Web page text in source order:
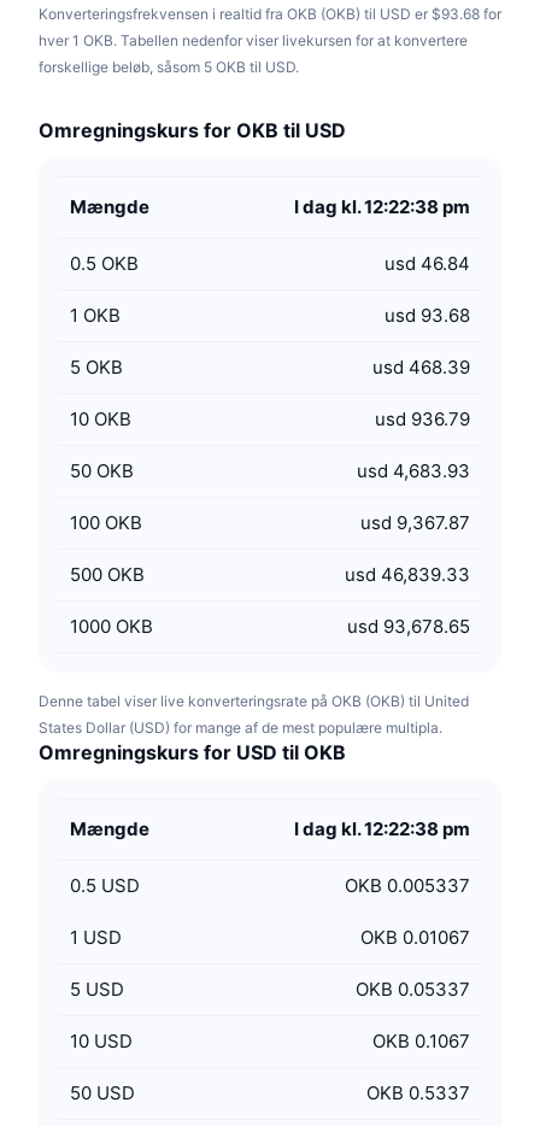
Konverteringsfrekvensen i realtid fra OKB (OKB) til USD er $93.68 for
hver 1 OKB. Tabellen nedenfor viser livekursen for at konvertere
forskellige beløb, såsom 5 OKB til USD.
Omregningskurs for OKB til USD
Mængde I dag kl. 12:22:38 pm
0.5 OKB usd 46.84
1 OKB usd 93.68
5 OKB usd 468.39
10 OKB usd 936.79
50 OKB usd 4,683.93
100 OKB usd 9,367.87
500 OKB usd 46,839.33
1000 OKB usd 93,678.65
Denne tabel viser live konverteringsrate på OKB (OKB) til United
States Dollar (USD) for mange af de mest populære multipla.
Omregningskurs for USD til OKB
Mængde I dag kl. 12:22:38 pm
0.5 USD OKB 0.005337
1 USD OKB 0.01067
5 USD OKB 0.05337
10 USD OKB 0.1067
50 USD OKB 0.5337